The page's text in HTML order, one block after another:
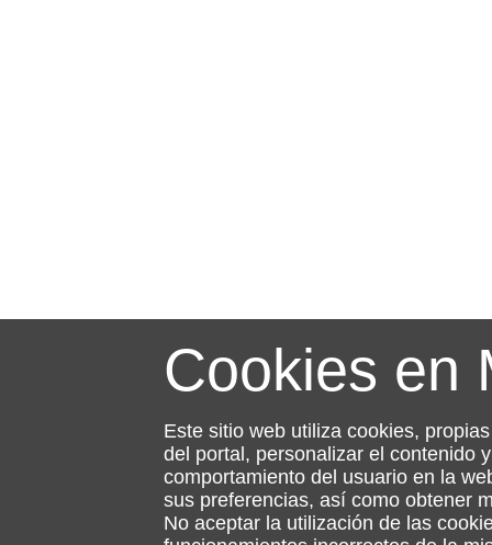
Cookies en
Este sitio web utiliza cookies,
del portal, personalizar el contenido
comportamiento del usuario en la
sus preferencias, así como obtener
No aceptar la utilización de las